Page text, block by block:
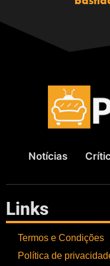
Notícias
Links
Termos e Condições
Política de